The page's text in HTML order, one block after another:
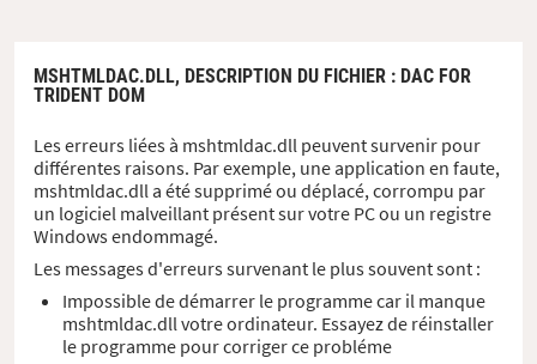
MSHTMLDAC.DLL, DESCRIPTION DU FICHIER : DAC FOR
TRIDENT DOM
Les erreurs liées à mshtmldac.dll peuvent survenir pour
différentes raisons. Par exemple, une application en faute,
mshtmldac.dll a été supprimé ou déplacé, corrompu par
un logiciel malveillant présent sur votre PC ou un registre
Windows endommagé.
Les messages d'erreurs survenant le plus souvent sont :
Impossible de démarrer le programme car il manque
mshtmldac.dll votre ordinateur. Essayez de réinstaller
le programme pour corriger ce probléme